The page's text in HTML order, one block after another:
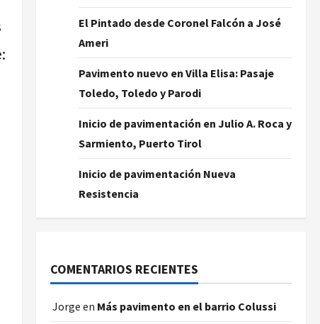
El Pintado desde Coronel Falcón a José
Ameri
Pavimento nuevo en Villa Elisa: Pasaje
Toledo, Toledo y Parodi
Inicio de pavimentación en Julio A. Roca y
Sarmiento, Puerto Tirol
Inicio de pavimentación Nueva
Resistencia
COMENTARIOS RECIENTES
Jorge en Más pavimento en el barrio Colussi